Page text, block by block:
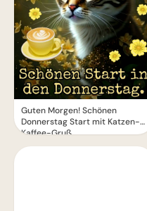
Guten Morgen! Schönen
Donnerstag Start mit Katzen-
Kaffee-Gruß